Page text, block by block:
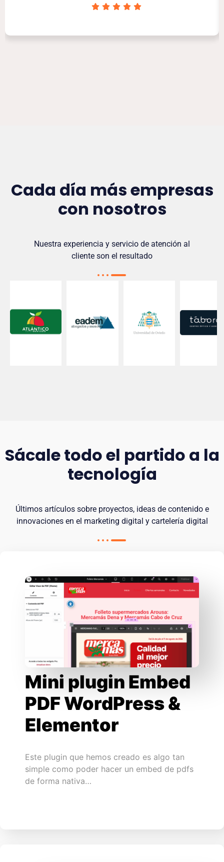
Cada día más empresas
con nosotros
Nuestra experiencia y servicio de atención al
cliente son el resultado
Sácale todo el partido a la
tecnología
Últimos artículos sobre proyectos, ideas de contenido e
innovaciones en el marketing digital y cartelería digital
Mini plugin Embed
PDF WordPress &
Elementor
Este plugin que hemos creado es algo tan
simple como poder hacer un embed de pdfs
de forma nativa…